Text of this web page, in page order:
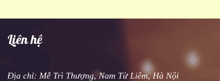
Liên hệ
Địa chỉ: Mễ Trì Thượng, Nam Từ Liêm, Hà Nội